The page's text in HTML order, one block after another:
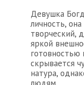
Девушка
личность,
творческий,
яркой
готовностью
скрывается
натура,